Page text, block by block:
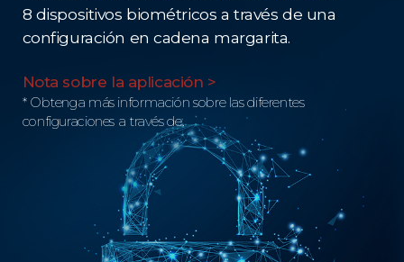
8 dispositivos biométricos a través de una
configuración en cadena margarita.
Nota sobre la aplicación >
* Obtenga más información sobre las diferentes
configuraciones a través de.